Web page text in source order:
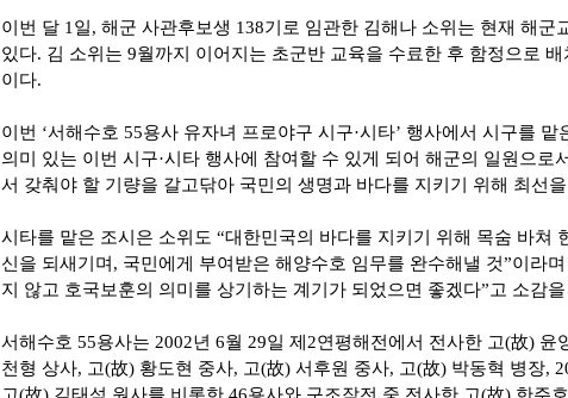
이번 달 1 일, 해군 사관후보생 138기로 임관한 김해나 소위는 현재 해군
있다. 김 소위는 9월까지 이어지는 초군반 교육을 수료한 후 함정으로
이다.
이번 ‘서해수호 55용사 유자녀 프로야구 시구·시타’ 행사에서 시구를 맡
의미 있는 이번 시구·시타 행사에 참여할 수 있게 되어 해군의 일원으로
서 갖춰야 할 기량을 갈고닦아 국민의 생명과 바다를 지키기 위해 최선
시타를 맡은 조시은 소위도 “대한민국의 바다를 지키기 위해 목숨 바쳐
신을 되새기며 , 국민에게 부여받은 해양수호 임무를 완수해낼 것”이라며
지 않고 호국보훈의 의미를 상기하는 계기가 되었으면 좋겠다”고 소감
서해수호 55용사는 2002년 6월 29일 제 2연평해전에서 전사한 고(故) 윤
천형 상사, 고(故) 황도현 중사, 고(故) 서후원 중사, 고(故) 박동혁 병장,